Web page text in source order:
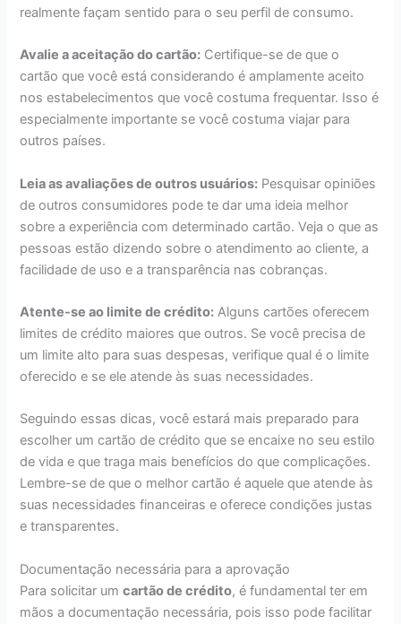
realmente façam sentido para o seu perfil de consumo.
Avalie a aceitação do cartão: Certifique-se de que o
cartão que você está considerando é amplamente aceito
nos estabelecimentos que você costuma frequentar. Isso é
especialmente importante se você costuma viajar para
outros países.
Leia as avaliações de outros usuários: Pesquisar opiniões
de outros consumidores pode te dar uma ideia melhor
sobre a experiência com determinado cartão. Veja o que as
pessoas estão dizendo sobre o atendimento ao cliente, a
facilidade de uso e a transparência nas cobranças.
Atente-se ao limite de crédito: Alguns cartões oferecem
limites de crédito maiores que outros. Se você precisa de
um limite alto para suas despesas, verifique qual é o limite
oferecido e se ele atende às suas necessidades.
Seguindo essas dicas, você estará mais preparado para
escolher um cartão de crédito que se encaixe no seu estilo
de vida e que traga mais benefícios do que complicações.
Lembre-se de que o melhor cartão é aquele que atende às
suas necessidades financeiras e oferece condições justas
e transparentes.
Documentação necessária para a aprovação
Para solicitar umcartão de crédito, é fundamental ter em
mãos a documentação necessária, pois isso pode facilitar